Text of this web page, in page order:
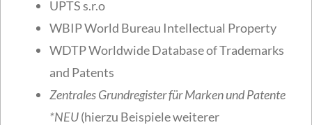
UPTS s.r.o
WBIP World Bureau Intellectual Property
WDTP Worldwide Database of Trademarks
and Patents
Zentrales Grundregister für Marken und Patente
*NEU(hierzu Beispiele weiterer